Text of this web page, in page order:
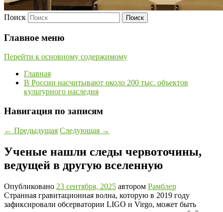
Поиск
Главное меню
Перейти к основному содержимому
Главная
В России насчитывают около 200 тыс. объектов
культурного наследия
Навигация по записям
← Предыдущая Следующая →
Ученые нашли следы червоточины,
ведущей в другую вселенную
Опубликовано 23 сентября, 2025 автором Рамблер
Странная гравитационная волна, которую в 2019 году
зафиксировали обсерватории LIGO и Virgo, может быть